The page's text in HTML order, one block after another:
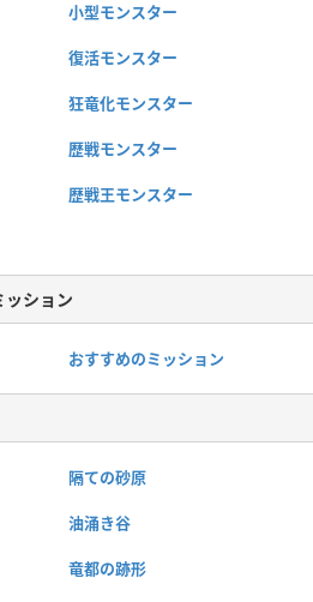
小型モンスター
復活モンスター
狂竜化モンスター
歴戦モンスター
歴戦王モンスター
ッション
おすすめのミッション
隔ての砂原
油涌き谷
竜都の跡形